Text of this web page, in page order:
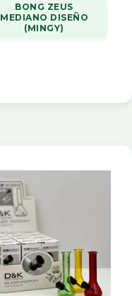
BONG ZEUS
MEDIANO DISEÑO
(MINGY)